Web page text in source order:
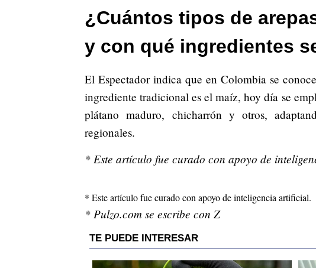
¿Cuántos tipos de
y con qué ingredientes
El Espectador indica que en Colombia se
ingrediente tradicional es el maíz, hoy día se
plátano maduro, chicharrón y otros,
regionales.
* Este artículo fue curado con apoyo de
* Este artículo fue curado con apoyo de inteligencia artificial.
* Pulzo.com se escribe con Z